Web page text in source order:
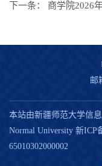
下一条： 商学院2026
邮
本站由新疆师范大学信
Normal University 新ICP
65010302000002